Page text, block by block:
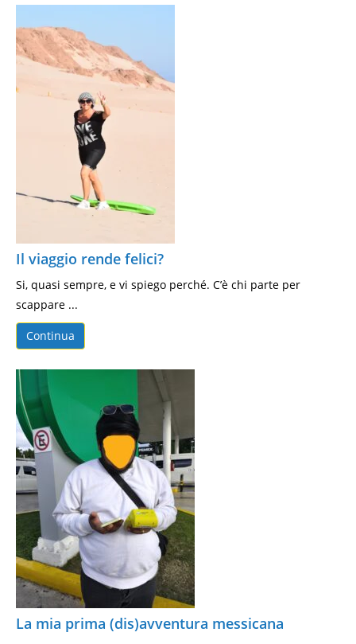
Il viaggio rende felici?
Si, quasi sempre, e vi spiego perché. C’è chi parte per
scappare ...
Continua
La mia prima (dis)avventura messicana